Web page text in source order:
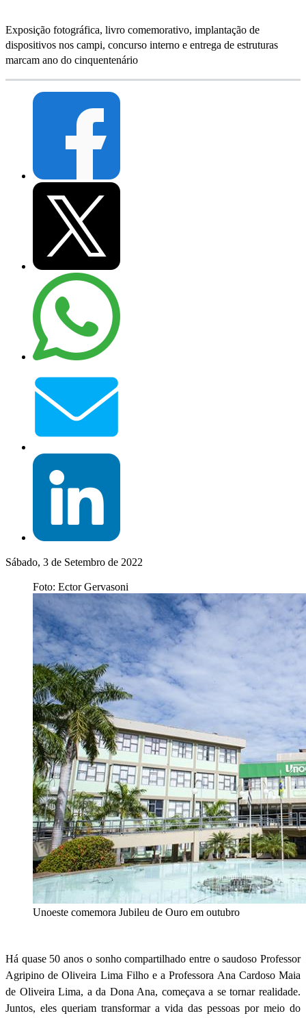
Exposição fotográfica, livro comemorativo, implantação de
dispositivos nos campi, concurso interno e entrega de estruturas
marcam ano do cinquentenário
Sábado, 3 de Setembro de 2022
Foto: Ector Gervasoni
Unoeste comemora Jubileu de Ouro em outubro
Há quase 50 anos o sonho compartilhado entre o saudoso Professor
Agripino de Oliveira Lima Filho e a Professora Ana Cardoso Maia
de Oliveira Lima, a da Dona Ana, começava a se tornar realidade.
Juntos, eles queriam transformar a vida das pessoas por meio do